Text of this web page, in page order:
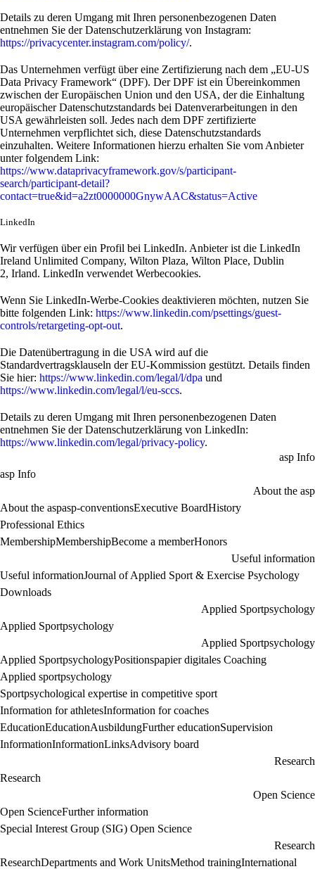
Details zu deren Umgang mit Ihren personenbezogenen Daten
entnehmen Sie der Datenschutzerklärung von Instagram:
https://privacycenter.instagram.com/policy/.
Das Unternehmen verfügt über eine Zertifizierung nach dem „EU-US
Data Privacy Framework“ (DPF). Der DPF ist ein Übereinkommen
zwischen der Europäischen Union und den USA, der die Einhaltung
europäischer Datenschutzstandards bei Datenverarbeitungen in den
USA gewährleisten soll. Jedes nach dem DPF zertifizierte
Unternehmen verpflichtet sich, diese Datenschutzstandards
einzuhalten. Weitere Informationen hierzu erhalten Sie vom Anbieter
unter folgendem Link:
https://www.dataprivacyframework.gov/s/participant-
search/participant-detail?
contact=true&id=a2zt0000000GnywAAC&status=Active
LinkedIn
Wir verfügen über ein Profil bei LinkedIn. Anbieter ist die LinkedIn
Ireland Unlimited Company, Wilton Plaza, Wilton Place, Dublin
2, Irland. LinkedIn verwendet Werbecookies.
Wenn Sie LinkedIn-Werbe-Cookies deaktivieren möchten, nutzen Sie
bitte folgenden Link: https://www.linkedin.com/psettings/guest-
controls/retargeting-opt-out.
Die Datenübertragung in die USA wird auf die
Standardvertragsklauseln der EU-Kommission gestützt. Details finden
Sie hier: https://www.linkedin.com/legal/l/dpa und
https://www.linkedin.com/legal/l/eu-sccs.
Details zu deren Umgang mit Ihren personenbezogenen Daten
entnehmen Sie der Datenschutzerklärung von LinkedIn:
https://www.linkedin.com/legal/privacy-policy.
asp Info
asp Info
About the asp
About the aspasp-conventionsExecutive BoardHistory
Professional Ethics
MembershipMembershipBecome a memberHonors
Useful information
Useful informationJournal of Applied Sport & Exercise Psychology
Downloads
Applied Sportpsychology
Applied Sportpsychology
Applied Sportpsychology
Applied SportpsychologyPositionspapier digitales Coaching
Applied sportpsychology
Sportpsychological expertise in competitive sport
Information for athletesInformation for coaches
EducationEducationAusbildungFurther educationSupervision
InformationInformationLinksAdvisory board
Research
Research
Open Science
Open ScienceFurther information
Special Interest Group (SIG) Open Science
Research
ResearchDepartments and Work UnitsMethod trainingInternational